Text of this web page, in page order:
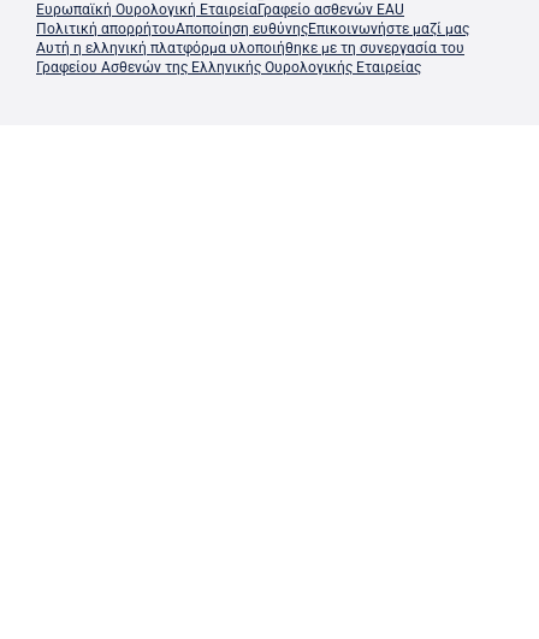
Ευρωπαϊκή Ουρολογική ΕταιρείαΓραφείο ασθενών EAU
Πολιτική απορρήτουΑποποίηση ευθύνηςΕπικοινωνήστε μαζί μας
Αυτή η ελληνική πλατφόρμα υλοποιήθηκε με τη συνεργασία του
Γραφείου Ασθενών της Ελληνικής Ουρολογικής Εταιρείας